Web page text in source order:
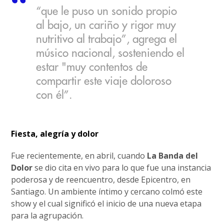
“que le puso un sonido propio
al bajo, un cariño y rigor muy
nutritivo al trabajo”, agrega el
músico nacional, sosteniendo el
estar "muy contentos de
compartir este viaje doloroso
con él”.
Fiesta, alegría y dolor
Fue recientemente, en abril, cuando La Banda del
Dolorse dio cita en vivo para lo que fue una instancia
poderosa y de reencuentro, desde Epicentro, en
Santiago. Un ambiente íntimo y cercano colmó este
show y el cual significó el inicio de una nueva etapa
para la agrupación.